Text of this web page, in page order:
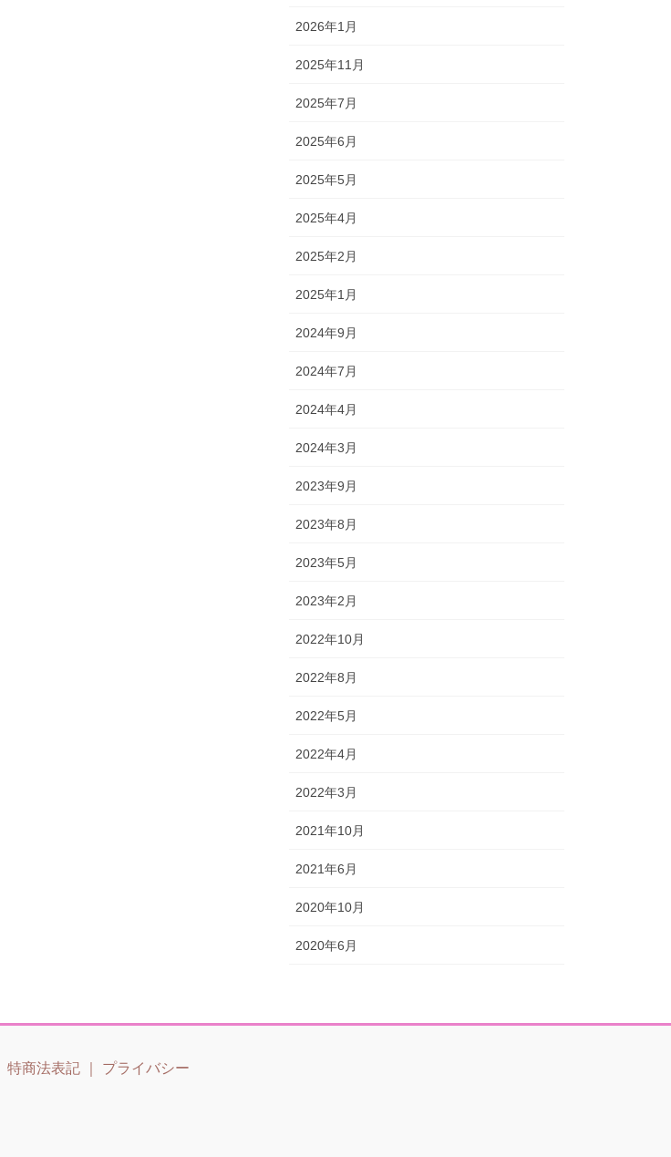
2026年1月
2025年11月
2025年7月
2025年6月
2025年5月
2025年4月
2025年2月
2025年1月
2024年9月
2024年7月
2024年4月
2024年3月
2023年9月
2023年8月
2023年5月
2023年2月
2022年10月
2022年8月
2022年5月
2022年4月
2022年3月
2021年10月
2021年6月
2020年10月
2020年6月
特商法表記 プライバシー